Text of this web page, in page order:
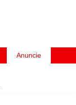
Anuncie